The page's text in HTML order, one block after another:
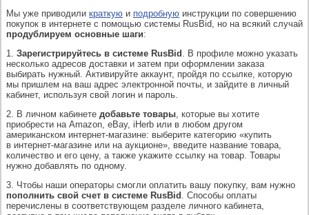
Мы уже приводили краткую и подробную инструкции по совершению
покупок в интернете с помощью системы RusBid, но на всякий случай
продублируем основные шаги:
1. Зарегистрируйтесь в системе RusBid . В профиле можно указать
несколько адресов доставки и затем при оформлении заказа
выбирать нужный. Активируйте аккаунт, пройдя по ссылке, которую
мы пришлем на ваш адрес электронной почты, и зайдите в личный
кабинет, используя свой логин и пароль.
2. В личном кабинете добавьте товары, которые вы хотите
приобрести на Amazon, eBay, iHerb или в любом другом
американском интернет-магазине: выберите категорию «купить
в интернет-магазине или на аукционе», введите название товара,
количество и его цену, а также укажите ссылку на товар. Товары
нужно добавлять по одному.
3. Чтобы наши операторы смогли оплатить вашу покупку, вам нужно
пополнить свой счет в системе RusBid . Способы оплаты
перечислены в соответствующем разделе личного кабинета,